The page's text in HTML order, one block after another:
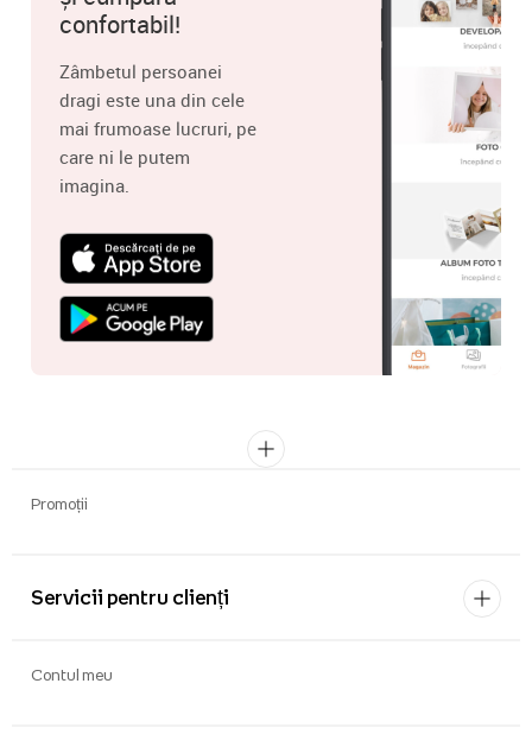
confortabil!
Zâmbetul persoanei
dragi este una din cele
mai frumoase lucruri, pe
care ni le putem
imagina.
Promoții
Servicii pentru clienți
Contul meu